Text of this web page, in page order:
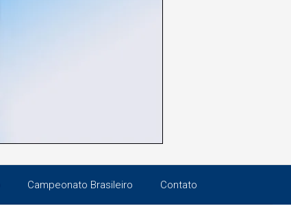
Campeonato Brasileiro Contato